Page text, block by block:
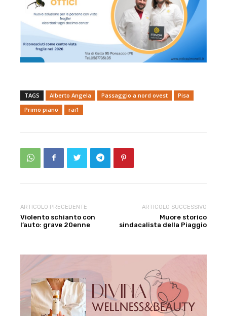
TAGS Alberto Angela Passaggio a nord ovest
Pisa
Primo piano
rai1
ARTICOLO PRECEDENTE
Violento schianto con
l’auto: grave 20enne
ARTICOLO SUCCESSIVO
Muore storico
sindacalista della Piaggio